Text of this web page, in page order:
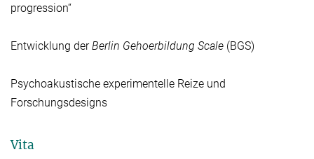
progression“
Entwicklung derBerlin Gehoerbildung Scale (BGS)
Psychoakustische experimentelle Reize und
Forschungsdesigns
Vita